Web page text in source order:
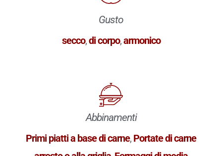
Gusto
secco,di corpo,armonico
Abbinamenti
Primi piatti a base di carne, Portate di carne